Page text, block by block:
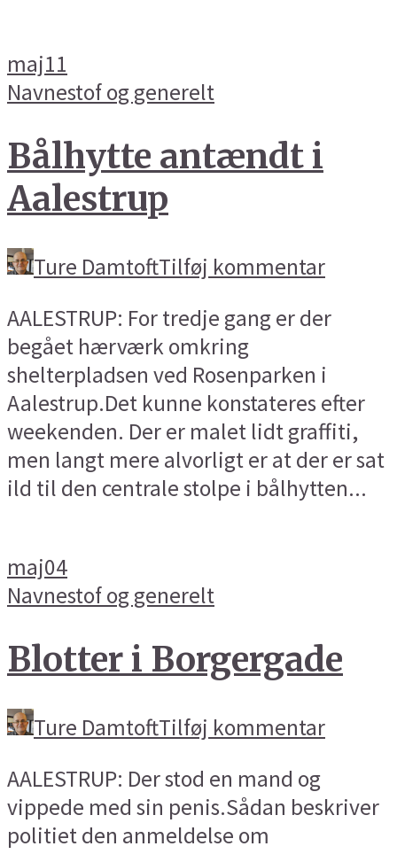
maj11
Navnestof og generelt
Bålhytte antændt i
Aalestrup
Ture DamtoftTilføj kommentar
AALESTRUP: For tredje gang er der
begået hærværk omkring
shelterpladsen ved Rosenparken i
Aalestrup.Det kunne konstateres efter
weekenden. Der er malet lidt graffiti,
men langt mere alvorligt er at der er sat
ild til den centrale stolpe i bålhytten...
maj04
Navnestof og generelt
Blotter i Borgergade
Ture DamtoftTilføj kommentar
AALESTRUP: Der stod en mand og
vippede med sin penis.Sådan beskriver
politiet den anmeldelse om